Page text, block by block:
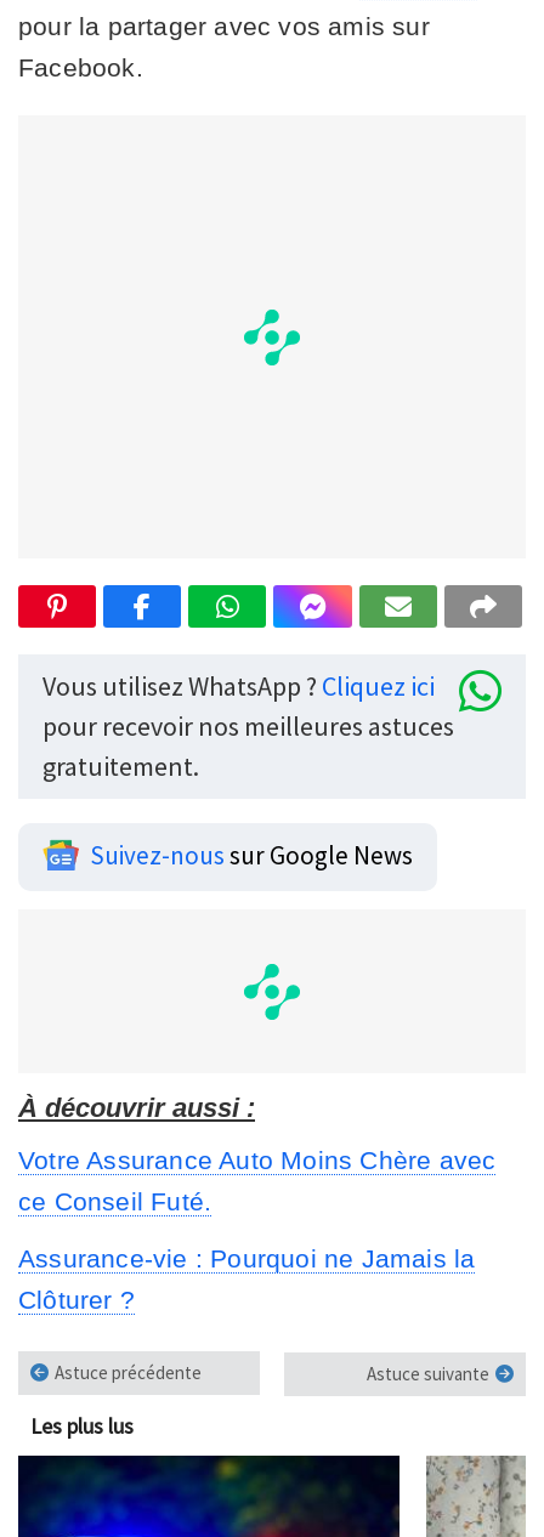
pour la partager avec vos amis sur
Facebook.
Vous utilisez WhatsApp ? Cliquez ici
pour recevoir nos meilleures astuces
gratuitement.
Suivez-noussur Google News
À découvrir aussi :
Votre Assurance Auto Moins Chère avec
ce Conseil Futé.
Assurance-vie : Pourquoi ne Jamais la
Clôturer ?
Astuce précédente Astuce suivante
Les plus lus